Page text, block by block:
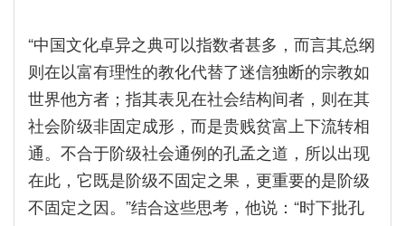
“中国文化卓异之典可以指数者甚多，而言其总纲
则在以富有理性的教化代替了迷信独断的宗教如
世界他方者；指其表见在社会结构间者，则在其
社会阶级非固定成形，而是贵贱贫富上下流转相
通。不合于阶级社会通例的孔孟之道，所以出现
在此，它既是阶级不固定之果，更重要的是阶级
不固定之因。”结合这些思考，他说：“时下批孔